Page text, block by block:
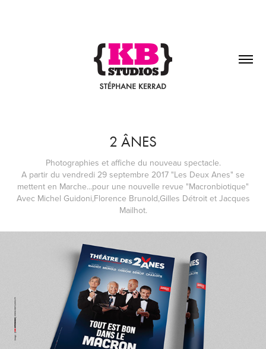
2 ÂNES
Photographies et affiche du nouveau spectacle.
A partir du vendredi 29 septembre 2017 "Les Deux Anes" se
mettent en Marche...pour une nouvelle revue "Macronbiotique"
Avec Michel Guidoni,Florence Brunold,Gilles Détroit et Jacques
Mailhot.